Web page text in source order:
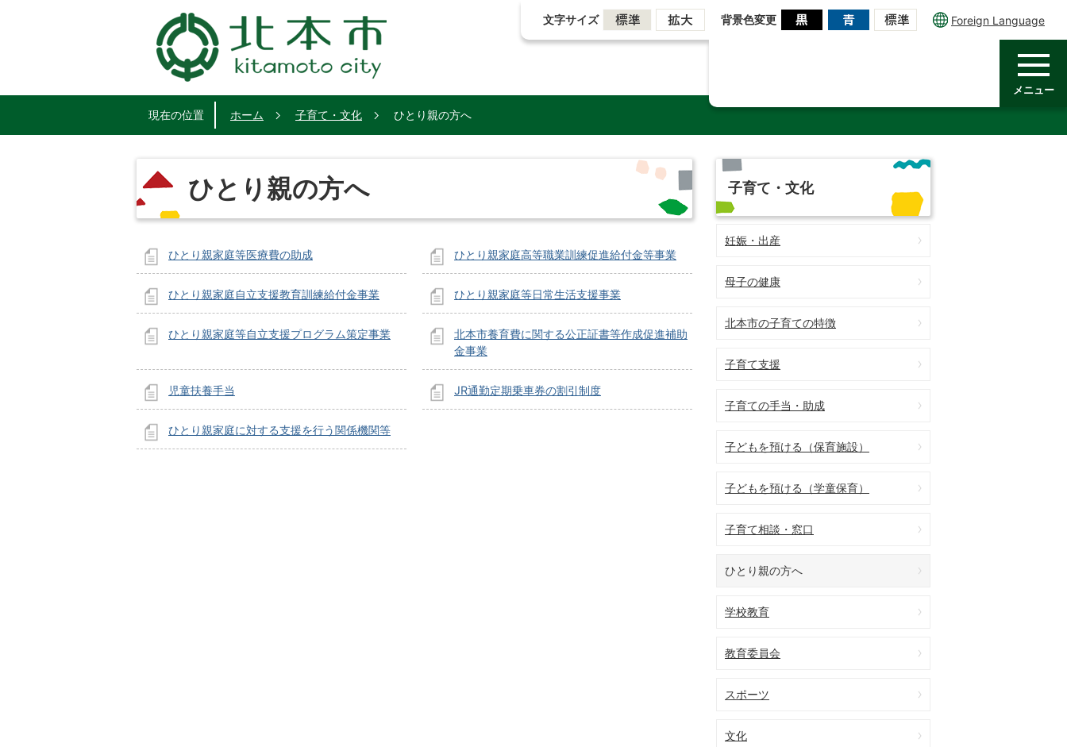
文字サイズ 背景色変更 Foreign Language
メニュー
現在の位置 ホーム 子育て・文化 ひとり親の方へ
ひとり親の方へ
ひとり親家庭等医療費の助成 ひとり親家庭高等職業訓練促進給付金等事業
ひとり親家庭自立支援教育訓練給付金事業 ひとり親家庭等日常生活支援事業
ひとり親家庭等自立支援プログラム策定事業
北本市養育費に関する公正証書等作成促進補助
金事業
児童扶養手当 JR通勤定期乗車券の割引制度
ひとり親家庭に対する支援を行う関係機関等
子育て・文化
妊娠・出産
母子の健康
北本市の子育ての特徴
子育て支援
子育ての手当・助成
子どもを預ける（保育施設）
子どもを預ける（学童保育）
子育て相談・窓口
ひとり親の方へ
学校教育
教育委員会
スポーツ
文化